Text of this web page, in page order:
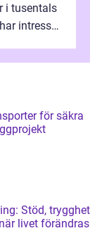
i tusentals
intresset
för säkra
Stöd, trygghet
livet förändras